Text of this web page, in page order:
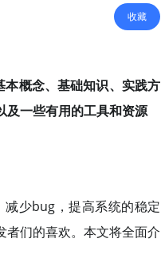
收藏
概念、基础知识、实践方
及一些有用的工具和资源
少bug，提高系统的稳定
者们的喜欢。本文将全面介